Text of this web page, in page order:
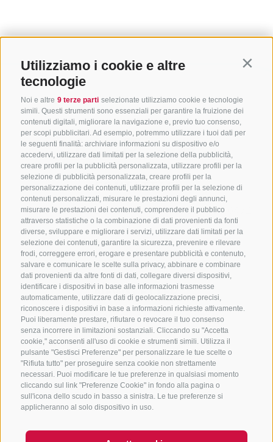
Utilizziamo i cookie e altre
tecnologie
Noi e altre 9 terze parti selezionate utilizziamo cookie e tecnologie
simili. Questi strumenti sono essenziali per garantire la fruizione dei
contenuti digitali, migliorare la navigazione e, previo tuo consenso,
per scopi pubblicitari. Ad esempio, potremmo utilizzare i tuoi dati per
le seguenti finalità: archiviare informazioni su dispositivo e/o
accedervi, utilizzare dati limitati per la selezione della pubblicità,
creare profili per la pubblicità personalizzata, utilizzare profili per la
selezione di pubblicità personalizzata, creare profili per la
personalizzazione dei contenuti, utilizzare profili per la selezione di
contenuti personalizzati, misurare le prestazioni degli annunci,
misurare le prestazioni dei contenuti, comprendere il pubblico
attraverso statistiche o la combinazione di dati provenienti da fonti
diverse, sviluppare e migliorare i servizi, utilizzare dati limitati per la
selezione dei contenuti, garantire la sicurezza, prevenire e rilevare
frodi, correggere errori, erogare e presentare pubblicità e contenuto,
salvare e comunicare le scelte sulla privacy, abbinare e combinare
dati provenienti da altre fonti di dati, collegare diversi dispositivi,
identificare i dispositivi in base alle informazioni trasmesse
automaticamente, utilizzare dati di geolocalizzazione precisi,
riconoscere i dispositivi in base a informazioni richieste attivamente.
Puoi liberamente prestare, rifiutare o revocare il tuo consenso
senza incorrere in limitazioni sostanziali. Cliccando su "Accetta
cookie," acconsenti all'uso di cookie e strumenti simili. Utilizza il
pulsante "Gestisci Preferenze" per personalizzare le tue scelte o
"Rifiuta tutto" per proseguire senza cookie non strettamente
necessari. Puoi modificare le tue preferenze in qualsiasi momento
cliccando sul link "Preferenze Cookie" in fondo alla pagina o
sull'icona dello scudo in basso a sinistra. Le tue preferenze si
applicheranno al solo dispositivo in uso.
CONTATTACI
+39 0472 765325/+39 0472 760608/+39 0472
632372
info@sterzing-ratschings.it
NEWSLETTER
Rimani aggiornato sulle nostre offerte
Registrati